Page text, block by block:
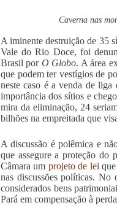
Caverna nas
A iminente destruição de 35
Vale do Rio Doce, foi
Brasil por O Globo. A área
que podem ter vestígios de
neste caso é a venda de liga
importância dos sítios e
mira da eliminação, 24
bilhões na empreitada que
A discussão é polêmica e
que assegure a proteção do
Câmara um projeto de lei
nas discussões políticas.
considerados bens
Pará em compensação à